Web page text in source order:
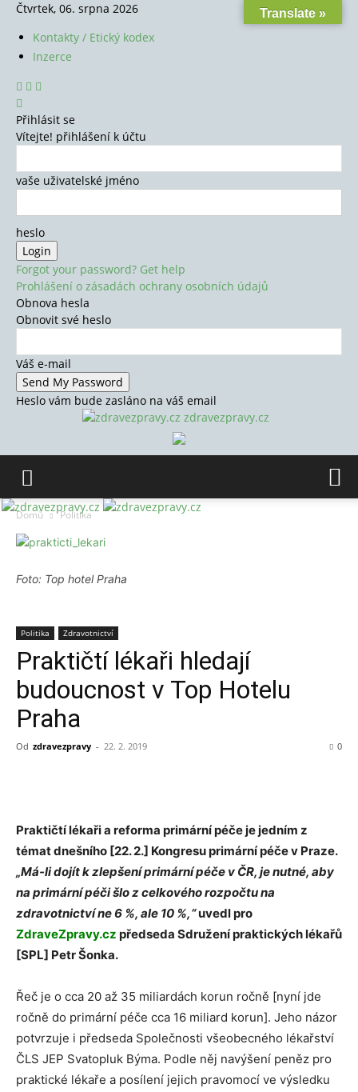
Čtvrtek, 06. srpna 2026
Kontakty / Etický kodex
Inzerce
Přihlásit se
Vítejte! přihlášení k účtu
vaše uživatelské jméno
heslo
Forgot your password? Get help
Prohlášení o zásadách ochrany osobních údajů
Obnova hesla
Obnovit své heslo
Váš e-mail
Heslo vám bude zasláno na váš email
zdravezpravy.cz
Domů Politika
Foto: Top hotel Praha
Politika Zdravotnictví
Praktičtí lékaři hledají
budoucnost v Top Hotelu
Praha
Od zdravezpravy - 22. 2. 2019 0
Praktičtí lékaři a reforma primární péče je jedním z
témat dnešního [22. 2.] Kongresu primární péče v Praze.
„Má-li dojít k zlepšení primární péče v ČR, je nutné, aby
na primární péči šlo z celkového rozpočtu na
zdravotnictví ne 6 %, ale 10 %,“uvedl pro
ZdraveZpravy.cz předseda Sdružení praktických lékařů
[SPL] Petr Šonka.
Řeč je o cca 20 až 35 miliardách korun ročně [nyní jde
ročně do primární péče cca 16 miliard korun]. Jeho názor
potvrzuje i předseda Společnosti všeobecného lékařství
ČLS JEP Svatopluk Býma. Podle něj navýšení peněz pro
praktické lékaře a posílení jejich pravomocí ve výsledku
Translate »